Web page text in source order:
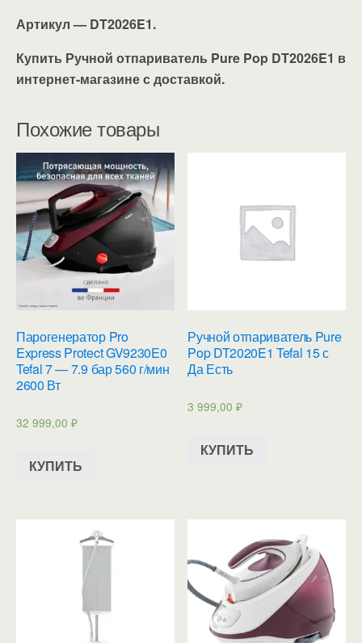
Артикул — DT2026E1.
Купить Ручной отпариватель Pure Pop DT2026E1 в
интернет-магазине с доставкой.
Похожие товары
Парогенератор Pro
Express Protect GV9230E0
Tefal 7 — 7.9 бар 560 г/мин
2600 Вт
32 999,00 ₽
КУПИТЬ
Ручной отпариватель Pure
Pop DT2020E1 Tefal 15 с
Да Есть
3 999,00₽
КУПИТЬ